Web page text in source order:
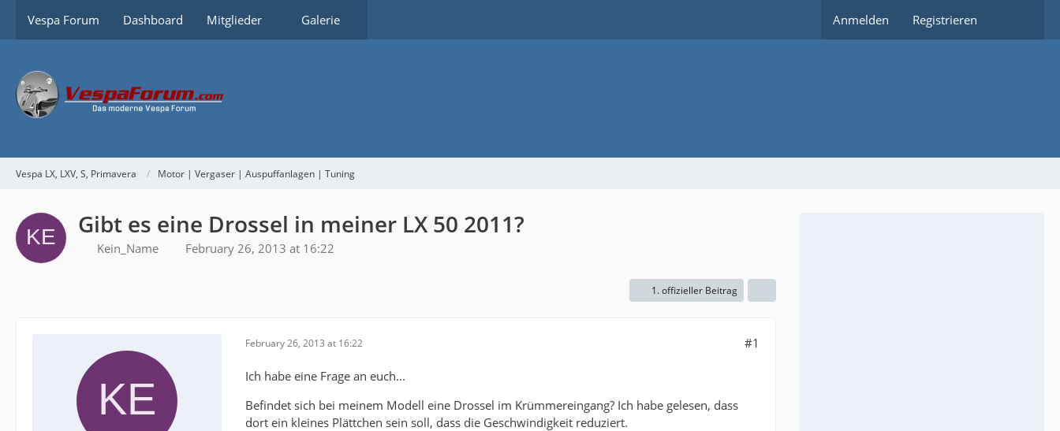
Vespa Forum Dashboard Mitglieder Galerie Anmelden Registrieren
Vespa LX, LXV, S, Primavera Motor | Vergaser | Auspuffanlagen | Tuning
Gibt es eine Drossel in meiner LX 50 2011?
Kein_Name February 26, 2013 at 16:22
1. offizieller Beitrag
February 26, 2013 at 16:22 #1
Ich habe eine Frage an euch...
Befindet sich bei meinem Modell eine Drossel im Krümmereingang? Ich habe gelesen, dass
dort ein kleines Plättchen sein soll, dass die Geschwindigkeit reduziert.